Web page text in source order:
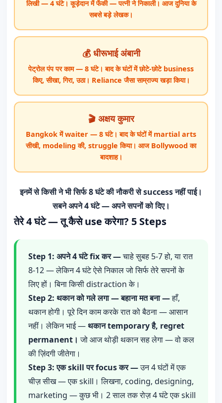
लिखी — 4 घंटे। कूड़ेदान में फेंकी — पत्नी ने निकाली। आज दुनिया के
सबसे बड़े लेखक।
💰 धीरूभाई अंबानी
पेट्रोल पंप पर काम — 8 घंटे। बाद के घंटों में छोटे-छोटे business
किए, सीखा, गिरा, उठा। Reliance जैसा साम्राज्य खड़ा किया।
🎬 अक्षय कुमार
Bangkok में waiter — 8 घंटे। बाद के घंटों में martial arts
सीखी, modeling की, struggle किया। आज Bollywood का
बादशाह।
इनमें से किसी ने भी सिर्फ 8 घंटे की नौकरी से success नहीं पाई।
सबने अपने 4 घंटे — अपने सपनों को दिए।
तेरे 4 घंटे — तू कैसे use करेगा? 5 Steps
Step 1: अपने 4 घंटे fix कर —चाहे सुबह 5-7 हो, या रात
8-12 — लेकिन 4 घंटे ऐसे निकाल जो सिर्फ तेरे सपनों के
लिए हों। बिना किसी distraction के।
Step 2: थकान को गले लगा — बहाना मत बना —हाँ,
थकान होगी। पूरे दिन काम करके रात को बैठना — आसान
नहीं। लेकिन भाई —थकान temporary है, regret
permanent। जो आज थोड़ी थकान सह लेगा — वो कल
की ज़िंदगी जीतेगा।
Step 3: एक skill पर focus कर —उन 4 घंटों में एक
चीज़ सीख — एक skill। लिखना, coding, designing,
marketing — कुछ भी। 2 साल तक रोज़ 4 घंटे एक skill